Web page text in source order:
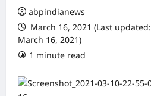
abpindianews
March 16, 2021 (Last updated:
March 16, 2021)
1 minute read